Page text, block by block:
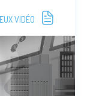
VIDÉO